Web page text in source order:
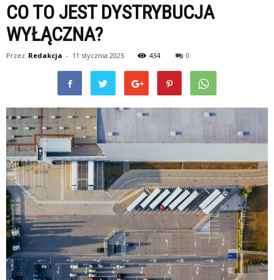
CO TO JEST DYSTRYBUCJA
WYŁĄCZNA?
Przez Redakcja - 11 stycznia 2025 434 0